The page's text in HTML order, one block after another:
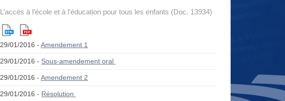
L’accès à l’école et à l’éducation pour tous les enfants (Doc. 13934)
29/01/2016 - Amendement 1
29/01/2016 - Sous-amendement oral
29/01/2016 - Amendement 2
29/01/2016 - Résolution